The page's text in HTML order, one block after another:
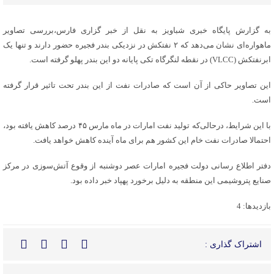
به گزارش پایگاه خبری شباویز به نقل از خبر گزاری فارس،بررسی تصاویر
ماهواره‌ای نشان می‌دهد که ۲ نفتکش در نزدیکی بندر فجیره حضور دارند و تنها یک
ابرنفتکش (VLCC) در نقطه لنگرگاه تکی پایانه دو این بندر پهلو گرفته است.
این تصاویر حاکی از آن است که صادرات نفت از این بندر تحت تاثیر قرار گرفته
است.
با این شرایط، درحالی‌که تولید نفت امارات در ماه مارس ۴۵ درصد کاهش یافته بود،
احتمالا صادرات نفت خام این کشور هم برای ماه آینده کاهش خواهد یافت.
دفتر اطلاع رسانی دولت فجیره امارات عصر دوشنبه از وقوع آتش‌سوزی در مرکز
صنایع پتروشیمی این منطقه به دلیل برخورد پهپاد خبر داده بود.
بازدیدها: 4
اشتراک گذاری :